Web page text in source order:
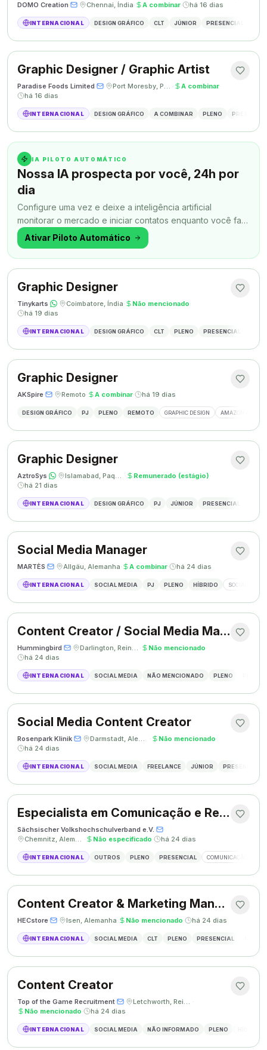
DOMO Creation· · Chennai, Índia· A combinar· há 16 dias
INTERNACIONAL DESIGN GRÁFICO CLT JÚNIOR PRESENCIAL
Graphic Designer / Graphic Artist
Paradise Foods Limited· · Port Moresby, Papua Nova Guiné · A combinar·
há 16 dias
INTERNACIONAL DESIGN GRÁFICO A COMBINAR PLENO
IA PILOTO AUTOMÁTICO
Nossa IA prospecta por você, 24h por
dia
Configure uma vez e deixe a inteligência artificial
monitorar o mercado e iniciar contatos enquanto você faz
outra coisa.
Ativar Piloto Automático
Graphic Designer
Tinykarts· · Coimbatore, Índia· Não mencionado·
há 19 dias
INTERNACIONAL DESIGN GRÁFICO CLT PLENO PRESENCIAL
Graphic Designer
AKSpire· · Remoto· A combinar· há 19 dias
DESIGN GRÁFICO PJ PLENO REMOTO GRAPHIC DESIGN AMAZON A+
Graphic Designer
AztroSys· · Islamabad, Paquistão · Remunerado (estágio)·
há 21 dias
INTERNACIONAL DESIGN GRÁFICO PJ JÚNIOR PRESENCIAL
Social Media Manager
MARTÈS· · Allgäu, Alemanha· A combinar· há 24 dias
INTERNACIONAL SOCIAL MEDIA PJ PLENO HÍBRIDO SOCIAL MEDIA
Content Creator / Social Media Manager
Hummingbird· · Darlington, Reino Unido · Não mencionado·
há 24 dias
INTERNACIONAL SOCIAL MEDIA NÃO MENCIONADO PLENO
Social Media Content Creator
Rosenpark Klinik· · Darmstadt, Alemanha · Não mencionado·
há 24 dias
INTERNACIONAL SOCIAL MEDIA FREELANCE JÚNIOR PRESENCIAL
Especialista em Comunicação e Relações Públicas
Sächsischer Volkshochschulverband e.V.·
·
Chemnitz, Alemanha · Não especificado· há 24 dias
INTERNACIONAL OUTROS PLENO PRESENCIAL COMUNICAÇÃO
Content Creator & Marketing Manager
HECstore· · Isen, Alemanha· Não mencionado· há 24 dias
INTERNACIONAL SOCIAL MEDIA CLT PLENO PRESENCIAL
Content Creator
Top of the Game Recruitment· · Letchworth, Reino Unido ·
Não mencionado· há 24 dias
INTERNACIONAL SOCIAL MEDIA NÃO INFORMADO PLENO